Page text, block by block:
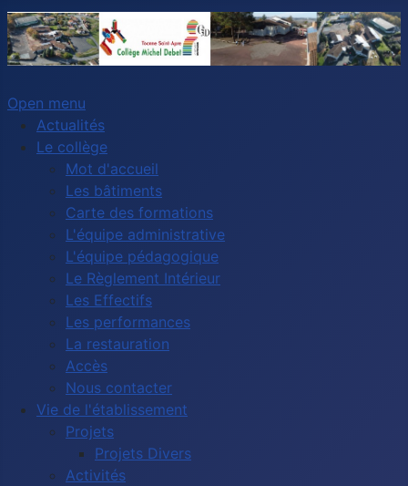
Open menu
Actualités
Le collège
Mot d'accueil
Les bâtiments
Carte des formations
L'équipe administrative
L'équipe pédagogique
Le Règlement Intérieur
Les Effectifs
Les performances
La restauration
Accès
Nous contacter
Vie de l'établissement
Projets
Projets Divers
Activités